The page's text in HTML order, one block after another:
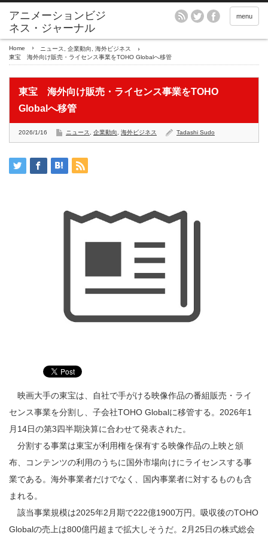
アニメーションビジ
ネス・ジャーナル
menu
Home ニュース 企業動向
海外ビジネス
東宝 海外向け販売・ライセンス事業をTOHO Globalへ移管
東宝 海外向け販売・ライセンス事業をTOHO
Globalへ移管
2026/1/16 ニュース 企業動向 海外ビジネス Tadashi Sudo
映画大手の東宝は、自社で手がける映像作品の番組販売・ライ
センス事業を分割し、子会社TOHO Globalに移管する。2026年1
月14日の第3四半期決算に合わせて発表された。
分割する事業は東宝が利用権を保有する映像作品の上映と頒
布、コンテンツの利用のうちに国外市場向けにライセンスする事
業である。海外事業者だけでなく、国内事業者に対するものも含
まれる。
該当事業規模は2025年2月期で222億1900万円。吸収後のTOHO
Globalの売上は800億円超まで拡大しそうだ。2月25日の株式総会